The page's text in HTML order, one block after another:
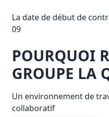
La date de début de
09
POURQUOI
GROUPE LA
Un environnement de
collaboratif